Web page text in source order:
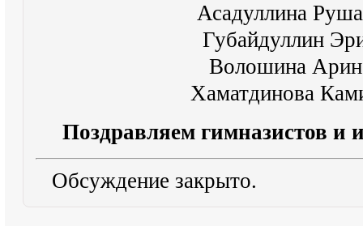
Асадуллина
Губайдуллин
Волошина
Хаматдинова
Поздравляем гимназистов и
Обсуждение закрыто.